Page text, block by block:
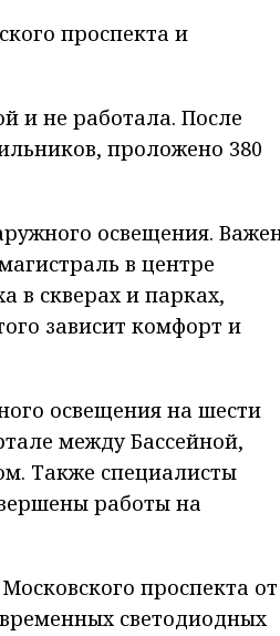
проспекта и
и не работала. После
проложено 380
освещения.
в центре
в скверах и парках,
зависит комфорт и
освещения на шести
между Бассейной,
Также специалисты
работы на
проспекта от
светодиодных